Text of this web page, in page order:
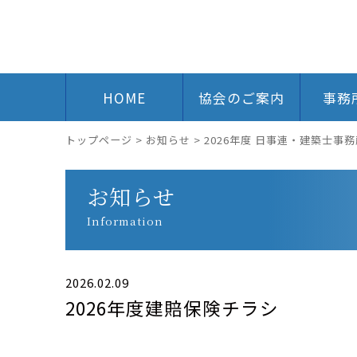
HOME 協会のご案内 事務
トップページ > お知らせ > 2026年度 日事連・建築士事
お知らせ
Information
2026.02.09
2026年度建賠保険チラシ